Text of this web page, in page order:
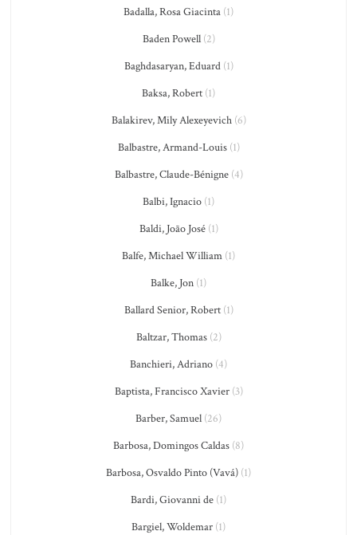
Badalla, Rosa Giacinta (1)
Baden Powell(2)
Baghdasaryan, Eduard(1)
Baksa, Robert (1)
Balakirev, Mily Alexeyevich(6)
Balbastre, Armand-Louis(1)
Balbastre, Claude-Bénigne(4)
Balbi, Ignacio (1)
Baldi, João José(1)
Balfe, Michael William (1)
Balke, Jon (1)
Ballard Senior, Robert(1)
Baltzar, Thomas(2)
Banchieri, Adriano (4)
Baptista, Francisco Xavier(3)
Barber, Samuel (26)
Barbosa, Domingos Caldas (8)
Barbosa, Osvaldo Pinto (Vavá) (1)
Bardi, Giovanni de (1)
Bargiel, Woldemar (1)